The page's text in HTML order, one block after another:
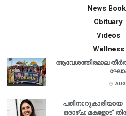
News
Obituary
Videos
Wellness
ആവേശത്തിരമാല
പതിനാറുകാരിയായ
ഒരാഴ്ച; മകളോട്